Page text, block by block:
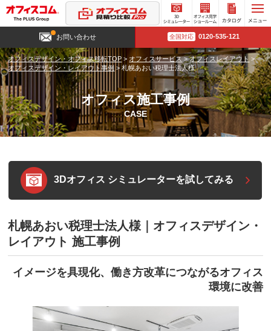
3D
シミュ
レータ
ー
オフィ
ス見学
ショー
ルーム
お問い合わせ 全国対応 0120-535-121
オフィスデザイン・オフィス移転TOP > オフィスサービス>オフィスレイアウト >
オフィスデザイン・レイアウト事例 >札幌あおい税理士法人様
オフィス施工事例
CASE
3Dオフィス シミュレーターを試してみる
札幌あおい税理士法人様｜オフィスデザイン・
レイアウト 施工事例
イメージを具現化、働き方改革につながるオフィス
環境に改善